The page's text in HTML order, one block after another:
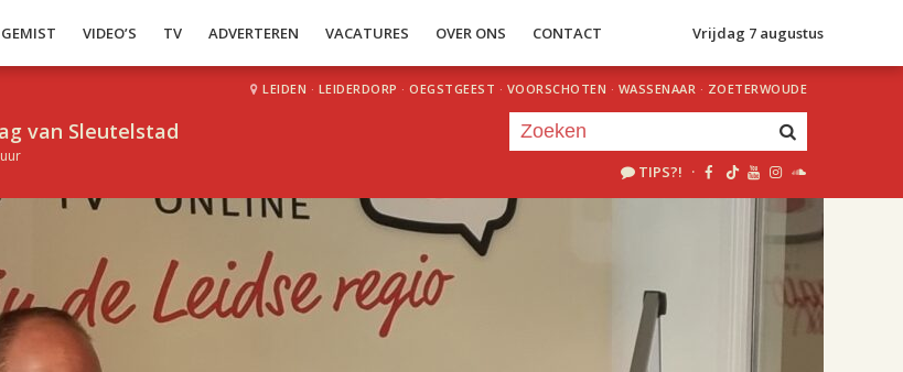
VIDEO’S TV ADVERTEREN VACATURES OVER ONS CONTACT Vrijdag 7 augustus
van Sleutelstad
LEIDEN · LEIDERDORP · OEGSTGEEST · VOORSCHOTEN · WASSENAAR · ZOETERWOUDE
TIPS?! ·
uur 1 van 2
Volgend uur